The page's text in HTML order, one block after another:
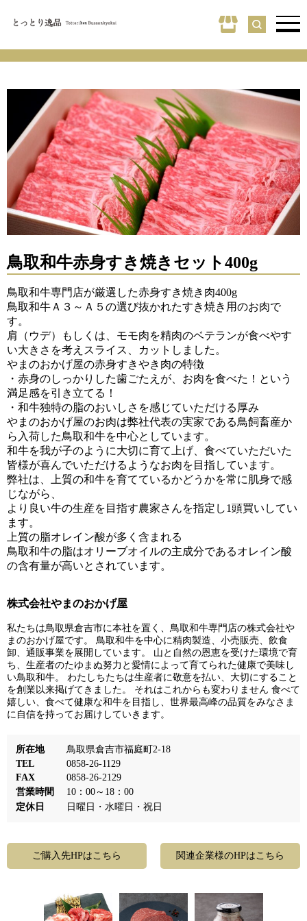
鳥取和牛赤身すき焼きセット400g
鳥取和牛専門店が厳選した赤身すき焼き肉400g
鳥取和牛Ａ３～Ａ５の選び抜かれたすき焼き用のお肉で
す。
肩（ウデ）もしくは、モモ肉を精肉のベテランが食べやす
い大きさを考えスライス、カットしました。
やまのおかげ屋の赤身すきやき肉の特徴
・赤身のしっかりした歯ごたえが、お肉を食べた！という
満足感を引き立てる！
・和牛独特の脂のおいしさを感じていただける厚み
やまのおかげ屋のお肉は弊社代表の実家である鳥飼畜産か
ら入荷した鳥取和牛を中心としています。
和牛を我が子のように大切に育て上げ、食べていただいた
皆様が喜んでいただけるようなお肉を目指しています。
弊社は、上質の和牛を育てているかどうかを常に肌身で感
じながら、
より良い牛の生産を目指す農家さんを指定し1頭買いしてい
ます。
上質の脂オレイン酸が多く含まれる
鳥取和牛の脂はオリーブオイルの主成分であるオレイン酸
の含有量が高いとされています。
株式会社やまのおかげ屋
私たちは鳥取県倉吉市に本社を置く、鳥取和牛専門店の株式会社や
まのおかげ屋です。 鳥取和牛を中心に精肉製造、小売販売、飲食
卸、通販事業を展開しています。 山と自然の恩恵を受けた環境で育
ち、生産者のたゆまぬ努力と愛情によって育てられた健康で美味し
い鳥取和牛。 わたしちたちは生産者に敬意を払い、大切にすること
を創業以来掲げてきました。 それはこれからも変わりません 食べて
嬉しい、食べて健康な和牛を目指し、世界最高峰の品質をみなさま
に自信を持ってお届けしていきます。
所在地
鳥取県倉吉市福庭町2-18
TEL
0858-26-1129
FAX
0858-26-2129
営業時間
10：00～18：00
定休日
日曜日・水曜日・祝日
ご購入先HPはこちら 関連企業様のHPはこちら